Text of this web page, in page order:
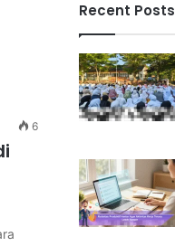
6
Recent Posts